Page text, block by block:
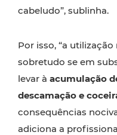
cabeludo”, sublinha.
Por isso, “a
sobretudo se em
levar à acumulação
descamação e
consequências
adiciona a